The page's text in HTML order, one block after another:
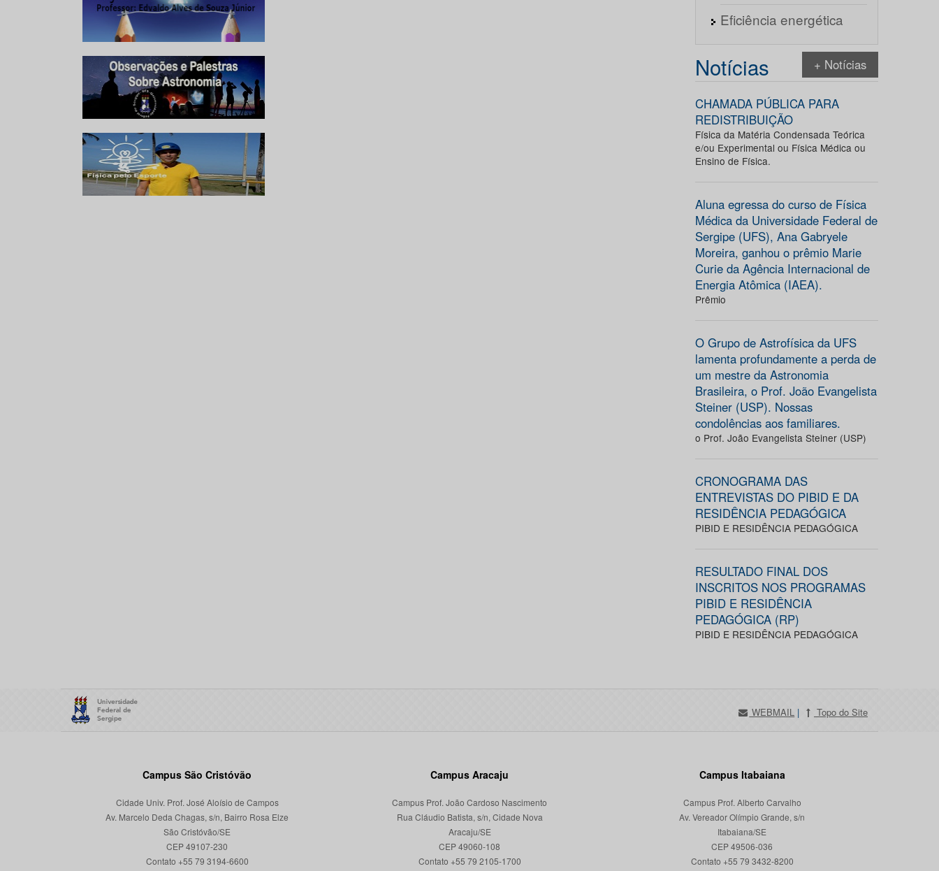
Eficiência energética
Notícias + Notícias
CHAMADA PÚBLICA PARA
REDISTRIBUIÇÃO
Física da Matéria Condensada Teórica
e/ou Experimental ou Física Médica ou
Ensino de Física.
Aluna egressa do curso de Física
Médica da Universidade Federal de
Sergipe (UFS), Ana Gabryele
Moreira, ganhou o prêmio Marie
Curie da Agência Internacional de
Energia Atômica (IAEA).
Prêmio
O Grupo de Astrofísica da UFS
lamenta profundamente a perda de
um mestre da Astronomia
Brasileira, o Prof. João Evangelista
Steiner (USP). Nossas
condolências aos familiares.
o Prof. João Evangelista Steiner (USP)
CRONOGRAMA DAS
ENTREVISTAS DO PIBID E DA
RESIDÊNCIA PEDAGÓGICA
PIBID E RESIDÊNCIA PEDAGÓGICA
RESULTADO FINAL DOS
INSCRITOS NOS PROGRAMAS
PIBID E RESIDÊNCIA
PEDAGÓGICA (RP)
PIBID E RESIDÊNCIA PEDAGÓGICA
WEBMAIL | Topo do Site
Campus São Cristóvão
Cidade Univ. Prof. José Aloísio de Campos
Av. Marcelo Deda Chagas, s/n, Bairro Rosa Elze
São Cristóvão/SE
CEP 49107-230
Campus Aracaju
Campus Prof. João Cardoso Nascimento
Rua Cláudio Batista, s/n, Cidade Nova
Aracaju/SE
CEP 49060-108
Campus Itabaiana
Campus Prof. Alberto Carvalho
Av. Vereador Olímpio Grande, s/n
Itabaiana/SE
CEP 49506-036